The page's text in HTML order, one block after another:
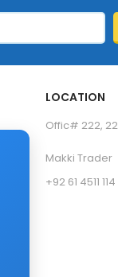
LOCATION
Offic# 222,
Makki Trader
+92 61 4511 114